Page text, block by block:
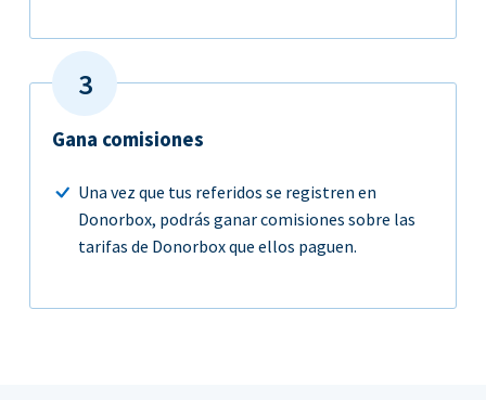
Gana comisiones
Una vez que tus referidos se registren en
Donorbox, podrás ganar comisiones sobre las
tarifas de Donorbox que ellos paguen.